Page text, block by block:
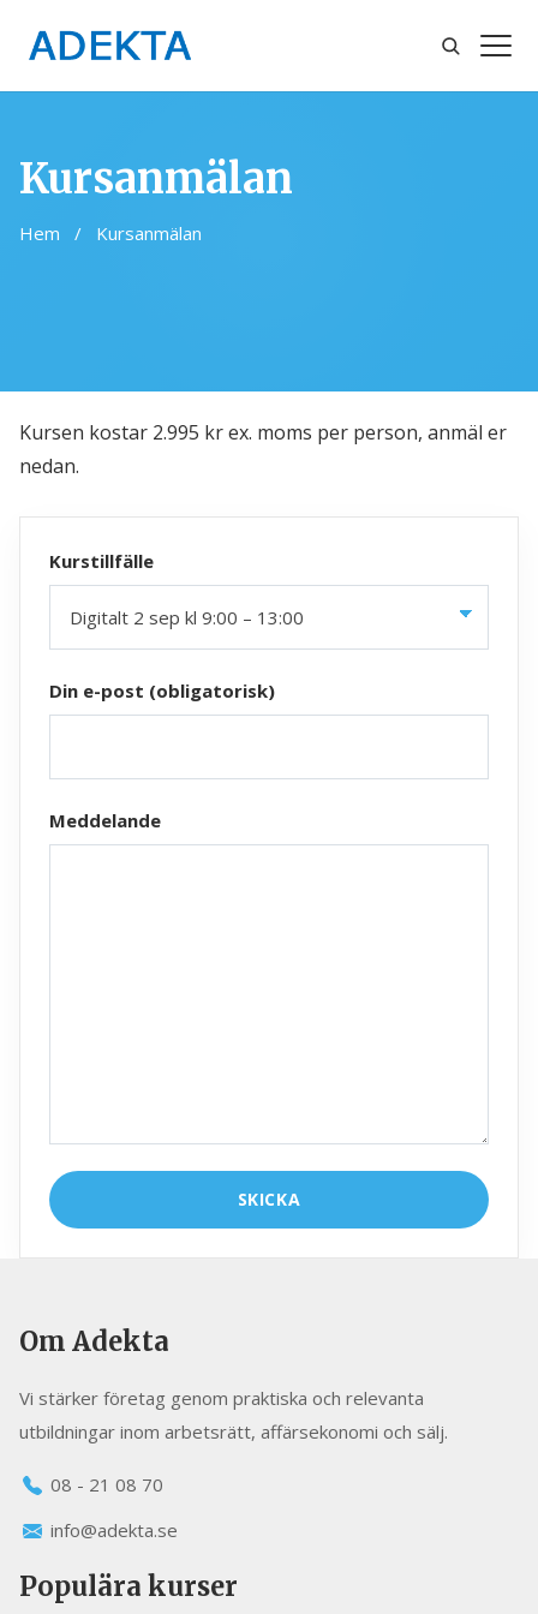
Sök
Kursanmälan
Hem / Kursanmälan
Kursen kostar 2.995 kr ex. moms per person, anmäl er
nedan.
Kurstillfälle
Din e-post (obligatorisk)
Meddelande
Om Adekta
Vi stärker företag genom praktiska och relevanta
utbildningar inom arbetsrätt, affärsekonomi och sälj.
08 - 21 08 70
info@adekta.se
Populära kurser